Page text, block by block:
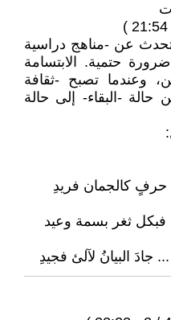
عن -مناهج دراسية
حتمية. الابتسامة
وعندما تصبح -ثقافة
-البقاء- إلى حالة
حرفٍ کالجمان فريدِ
ثغر بسمة وعيد
جادَ البيانُ لآلئ فجيدِ